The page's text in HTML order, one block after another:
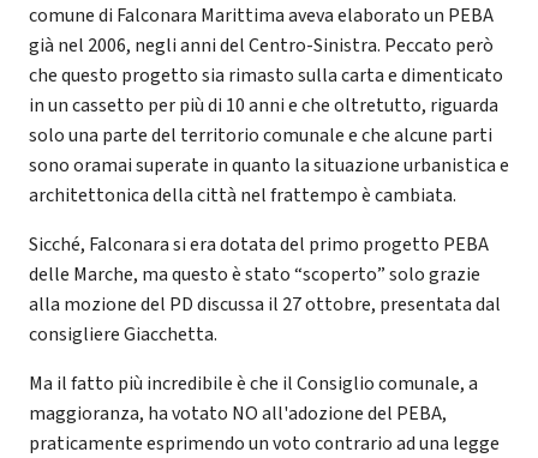
comune di Falconara Marittima aveva elaborato un PEBA
già nel 2006, negli anni del Centro-Sinistra. Peccato però
che questo progetto sia rimasto sulla carta e dimenticato
in un cassetto per più di 10 anni e che oltretutto, riguarda
solo una parte del territorio comunale e che alcune parti
sono oramai superate in quanto la situazione urbanistica e
architettonica della città nel frattempo è cambiata.
Sicché, Falconara si era dotata del primo progetto PEBA
delle Marche, ma questo è stato “scoperto” solo grazie
alla mozione del PD discussa il 27 ottobre, presentata dal
consigliere Giacchetta.
Ma il fatto più incredibile è che il Consiglio comunale, a
maggioranza, ha votato NO all'adozione del PEBA,
praticamente esprimendo un voto contrario ad una legge